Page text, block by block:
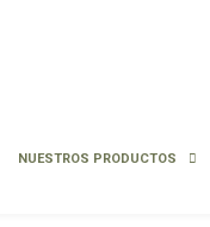
NUESTROS PRODUCTOS